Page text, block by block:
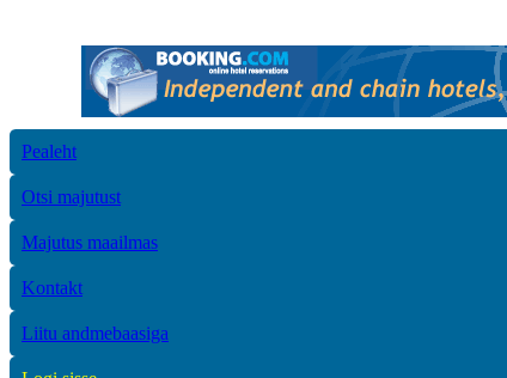
Pealeht
Otsi majutust
Majutus maailmas
Kontakt
Liitu andmebaasiga